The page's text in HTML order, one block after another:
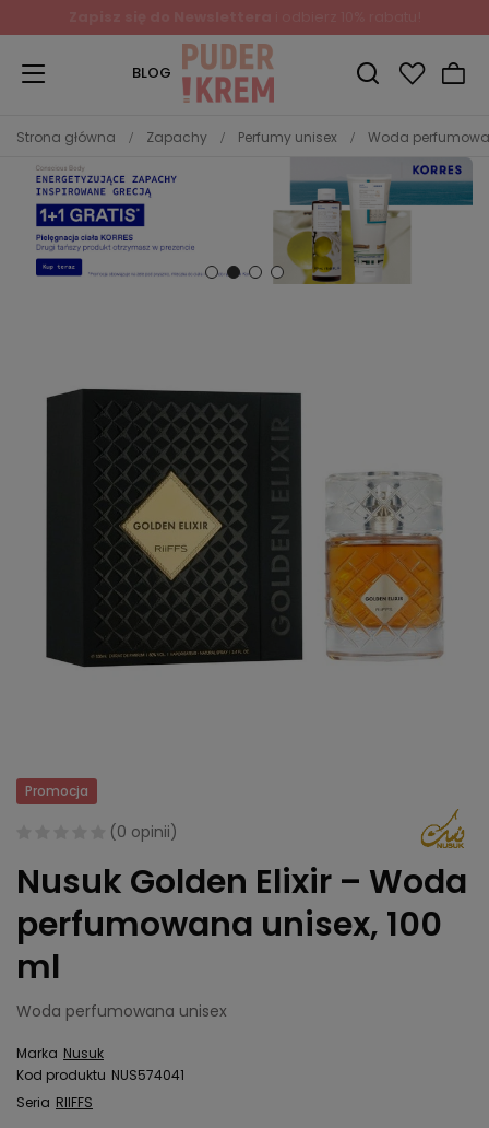
BLOG
Strona główna Zapachy Perfumy unisex Woda
Promocja
(0 opinii)
Nusuk Golden Elixir – Woda
perfumowana unisex, 100
ml
Woda perfumowana unisex
Marka Nusuk
Kod produktu NUS574041
Seria RIIFFS